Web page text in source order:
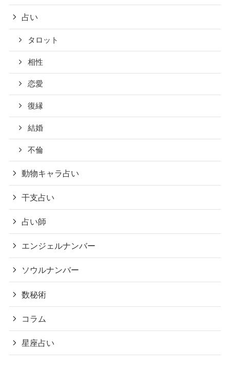
占い
タロット
相性
恋愛
復縁
結婚
不倫
動物キャラ占い
干支占い
占い師
エンジェルナンバー
ソウルナンバー
数秘術
コラム
星座占い